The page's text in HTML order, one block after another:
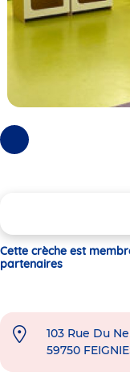
Photos
précédentes
Cette crèche est
partenaires
103 Rue Du
59750